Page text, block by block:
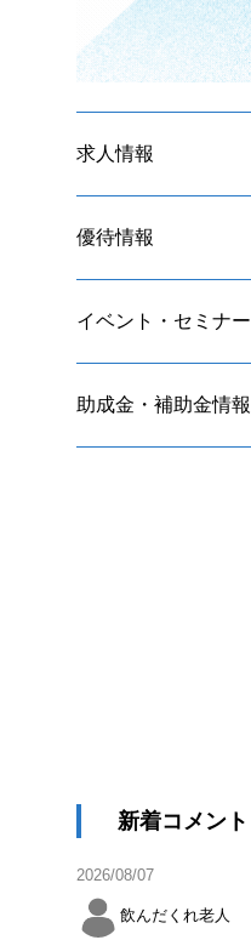
求人情報
優待情報
イベント・セミナー
助成金・補助金情報
新着コメント
2026/08/07
飲んだくれ老人